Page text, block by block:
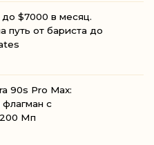
$7000 в месяц.
путь от бариста до
Emirates
90s Pro Max:
флагман с
200 Мп